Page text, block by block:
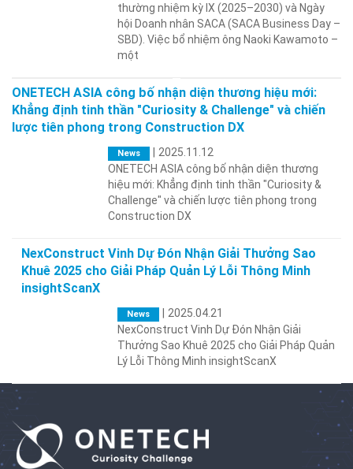
thường nhiệm kỳ IX (2025–2030) và Ngày
hội Doanh nhân SACA (SACA Business Day –
SBD). Việc bổ nhiệm ông Naoki Kawamoto –
một
ONETECH ASIA công bố nhận diện thương hiệu mới:
Khẳng định tinh thần "Curiosity & Challenge" và chiến
lược tiên phong trong Construction DX
News
2025.11.12
ONETECH ASIA công bố nhận diện thương
hiệu mới: Khẳng định tinh thần "Curiosity &
Challenge" và chiến lược tiên phong trong
Construction DX
NexConstruct Vinh Dự Đón Nhận Giải Thưởng Sao
Khuê 2025 cho Giải Pháp Quản Lý Lỗi Thông Minh
insightScanX
News
2025.04.21
NexConstruct Vinh Dự Đón Nhận Giải
Thưởng Sao Khuê 2025 cho Giải Pháp Quản
Lý Lỗi Thông Minh insightScanX